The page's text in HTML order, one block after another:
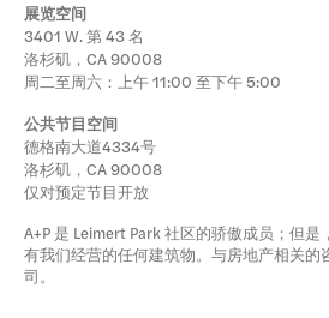
展览空间
3401 W. 第 43 名
洛杉矶，CA 90008
周二至周六：上午 11:00 至下午 5:00
公共节目空间
德格南大道4334号
洛杉矶，CA 90008
仅对预定节目开放
A+P 是 Leimert Park 社区的骄傲成员；但
有我们经营的任何建筑物。与房地产相关的
司。